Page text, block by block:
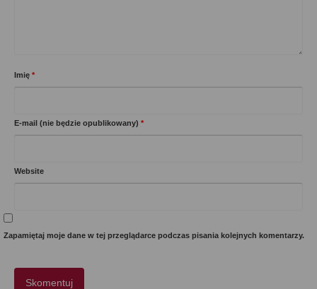
Imię *
E-mail (nie będzie opublikowany) *
Website
Zapamiętaj moje dane w tej przeglądarce podczas pisania kolejnych komentarzy.